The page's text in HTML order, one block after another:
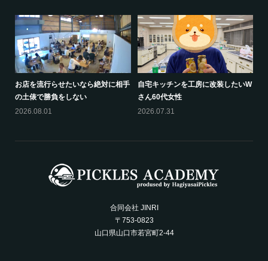
お店を流行らせたいなら絶対に相手
の土俵で勝負をしない
2026.08.01
自宅キッチンを工房に改装したいW
さん60代女性
2026.07.31
合同会社 JINRI
〒753-0823
山口県山口市若宮町2-44